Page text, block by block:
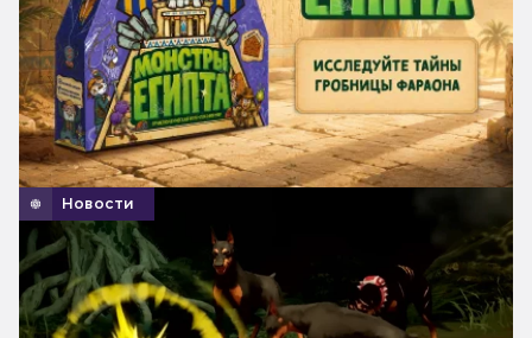
Новости